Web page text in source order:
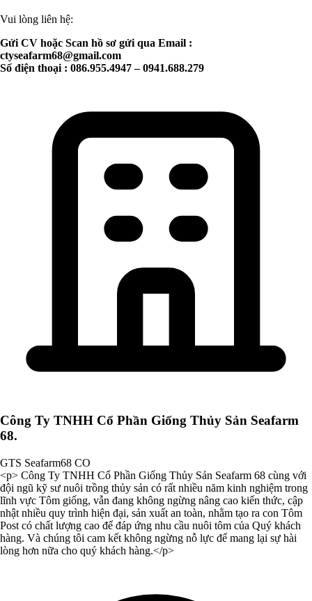
Vui lòng liên hệ:
Gửi CV hoặc Scan hồ sơ gửi qua Email :
ctyseafarm68@gmail.com
Số điện thoại : 086.955.4947 – 0941.688.279
Công Ty TNHH Cổ Phần Giống Thủy Sản Seafarm
68.
GTS Seafarm68 CO
<p> Công Ty TNHH Cổ Phần Giống Thủy Sản Seafarm 68 cùng với
đội ngũ kỹ sư nuôi trồng thủy sản có rất nhiều năm kinh nghiệm trong
lĩnh vực Tôm giống, vẫn đang không ngừng nâng cao kiến thức, cập
nhật nhiều quy trình hiện đại, sản xuất an toàn, nhằm tạo ra con Tôm
Post có chất lượng cao để đáp ứng nhu cầu nuôi tôm của Quý khách
hàng. Và chúng tôi cam kết không ngừng nỗ lực để mang lại sự hài
lòng hơn nữa cho quý khách hàng.</p>